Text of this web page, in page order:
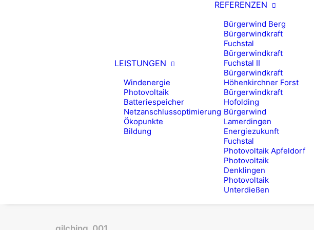
LEISTUNGEN
Windenergie
Photovoltaik
Batteriespeicher
Netzanschlussoptimierung
Ökopunkte
Bildung
REFERENZEN
Bürgerwind Berg
Bürgerwindkraft
Fuchstal
Bürgerwindkraft
Fuchstal II
Bürgerwindkraft
Höhenkirchner Forst
Bürgerwindkraft
Hofolding
Bürgerwind
Lamerdingen
Energiezukunft
Fuchstal
Photovoltaik Apfeldorf
Photovoltaik
Denklingen
Photovoltaik
Unterdießen